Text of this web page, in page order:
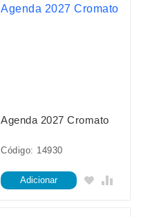
Agenda 2027 Cromato
Código: 14930
Adicionar